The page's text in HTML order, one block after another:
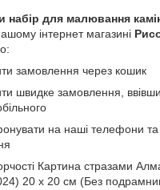
набір для малювання
інтернет магазині
замовлення через кошик
швидке замовлення,
на наші телефони та
Картина стразами
20 х 20 см (Без